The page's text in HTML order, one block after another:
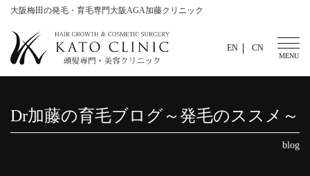
大阪梅田の発毛・育毛専門大阪AGA加藤クリニック
EN CN
Dr加藤の育毛ブログ～発毛のススメ～
blog